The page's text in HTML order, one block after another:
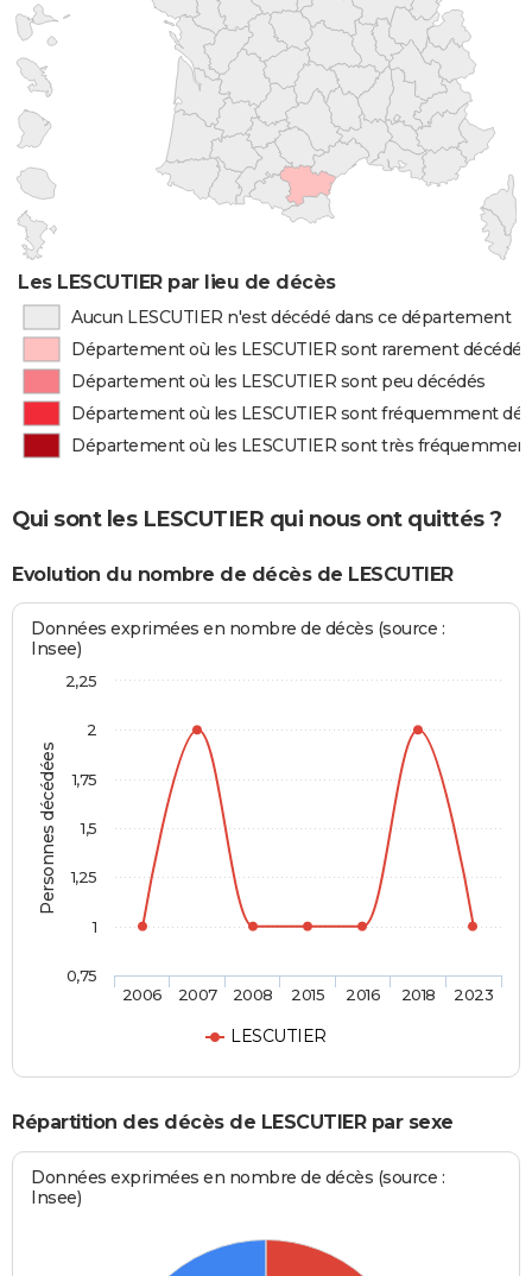
Les LESCUTIER par lieu de décès
Aucun LESCUTIER n'est décédé dans ce département
Département où les LESCUTIER sont rarement décédés
Département où les LESCUTIER sont peu décédés
Département où les LESCUTIER sont fréquemment
Département où les LESCUTIER sont très
Qui sont les LESCUTIER qui nous ont quittés ?
Evolution du nombre de décès de LESCUTIER
Personnes décédées
Données exprimées en nombre de décès (source :
Insee)
LESCUTIER
2006 2007 2008 2015 2016 2018 2023
0,75
1
1,25
1,5
1,75
2
2,25
Répartition des décès de LESCUTIER par sexe
Données exprimées en nombre de décès (source :
Insee)